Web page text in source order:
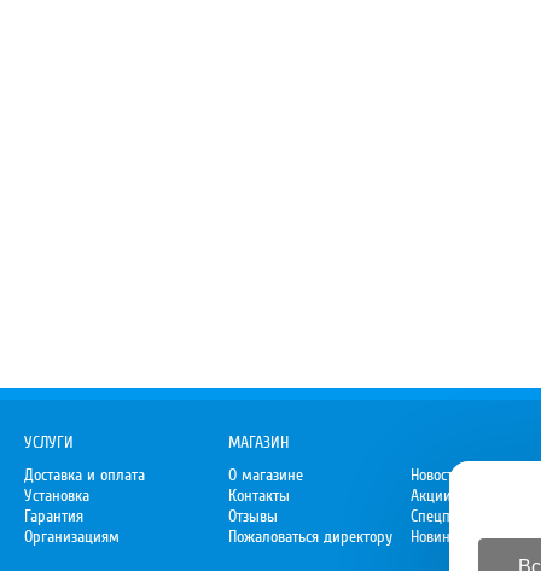
УСЛУГИ
Доставка и оплата
Установка
Гарантия
Организациям
МАГАЗИН
О магазине
Контакты
Отзывы
Пожаловаться директору
Новости
Акции
Спецпредложения
Новинки